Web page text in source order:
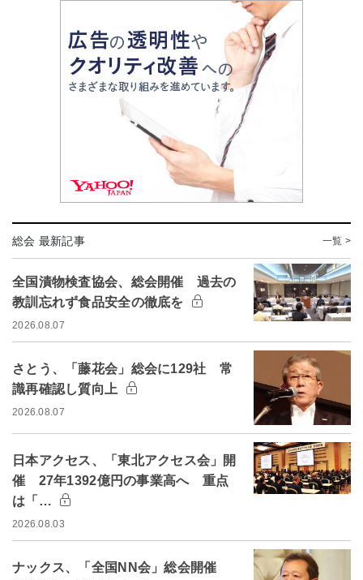
総会 最新記事 一覧 >
全国漬物検査協会、総会開催 過去の
教訓忘れず食品安全の徹底を
2026.08.07
さとう、「藤花会」総会に129社 常
識再確認し質向上
2026.08.07
日本アクセス、「東北アクセス会」開
催 27年1392億円の事業高へ 重点
は「…
2026.08.03
ナックス、「全国NN会」総会開催